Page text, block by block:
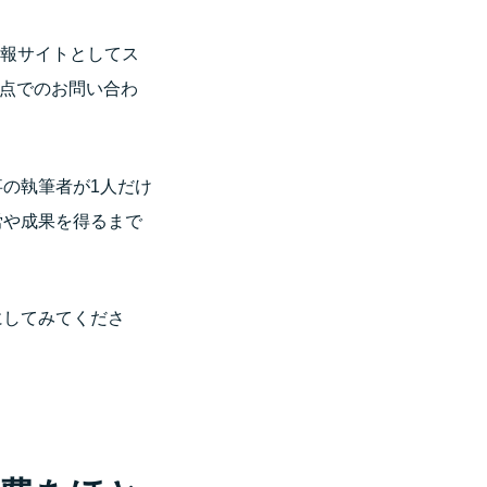
サイトとしてス
でのお問い合わ
執筆者が1人だけ
成果を得るまで
てみてくださ